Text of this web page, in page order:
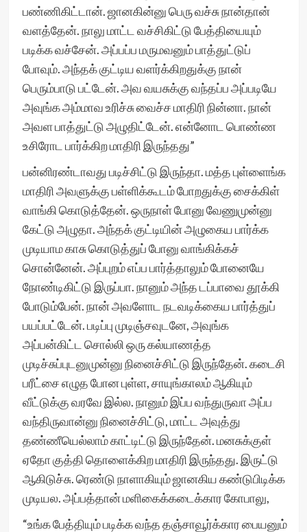
பண்ணிகிட்டான். ஜானகின்னு பெரு வச்சு நான்தான்
வளத்தேன். நாலு மாட்ட வச்சிகிட்டு பேத்தியையும்
படிக்க வச்சேன். அப்பப்ப மருமவனும் பாத்துட்டுப்
போவும். அந்தக் குட்டிய வளர்க்கிறதுக்கு நான்
பெரும்பாடு பட்டேன். அவ வயசுக்கு வந்தப்ப அப்படியே
அவுங்க அம்மாவ உரிச்சு வைச்ச மாதிரி நின்னா. நான்
அவள பாத்துட்டு அழுதிட்டேன். என்னோட பொண்ண
உசிரோட பார்க்கிற மாதிரி இருந்தது”
பன்னிரண்டாவது படிச்சிட்டு இருந்தா. மத்த புள்ளைங்க
மாதிரி அவளுக்கு பள்ளிக்கூடம் போறதுக்கு சைக்கிள்
வாங்கி கொடுத்தேன். ஒருநாள் போனு வேணுமுன்னு
கேட்டு அழுதா. அந்தக் குட்டியின் அழுகைய பார்க்க
முடியாம காசு கொடுத்துப் போனு வாங்கிக்கச்
சொன்னேன். அப்புறம் எப்ப பார்த்தாலும் போனையே
நோண்டிகிட்டு இருப்பா. நானும் அந்த டப்பாவை தூக்கி
போடும்பேன். நான் அவளோட நடவடிக்கைய பார்த்துப்
பயப்பட்டேன். படிப்பு முடிஞ்சவுடனே, அவுங்க
அப்பன்கிட்ட சொல்லி ஒரு கல்யாணத்த
முடிச்சுப்புடனுமுன்னு நினைச்சிட்டு இருந்தேன். கடைசி
பரீட்சை எழுத போன புள்ள, சாயுங்காலம் ஆகியும்
வீட்டுக்கு வரவே இல்ல. நானும் இப்ப வந்துருவா அப்ப
வந்திருவான்னு நினைச்சிட்டு, மாட்ட அவுத்து
தண்ணீயெல்லாம் காட்டிட்டு இருந்தேன். மனசுக்குள்
ஏதோ குத்தி தொளைக்கிற மாதிரி இருந்தது. இருட்டு
ஆகிடுச்சு. ரெண்டு நாளாகியும் ஜானகிய கண்டுபிடிக்க
முடியல. அப்பத்தான் மளிகைக்கடைக்கார கோபாலு,
“உங்க பேத்தியும் படிக்க வந்த தஞ்சாவூர்க்கார பையனும்